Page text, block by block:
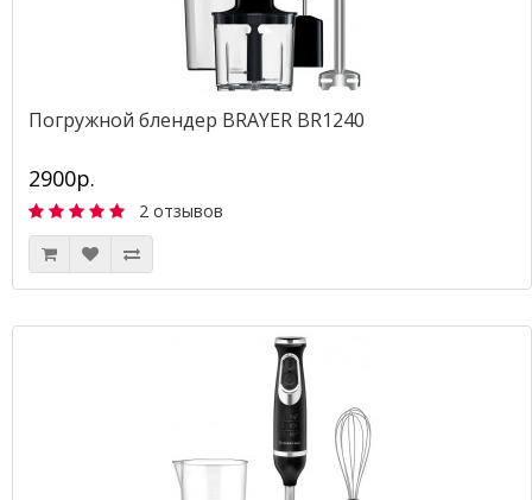
Погружной блендер BRAYER BR1240
2900р.
2 отзывов